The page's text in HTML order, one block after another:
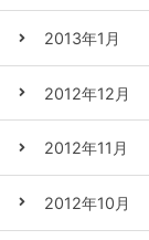
2013年1月
2012年12月
2012年11月
2012年10月